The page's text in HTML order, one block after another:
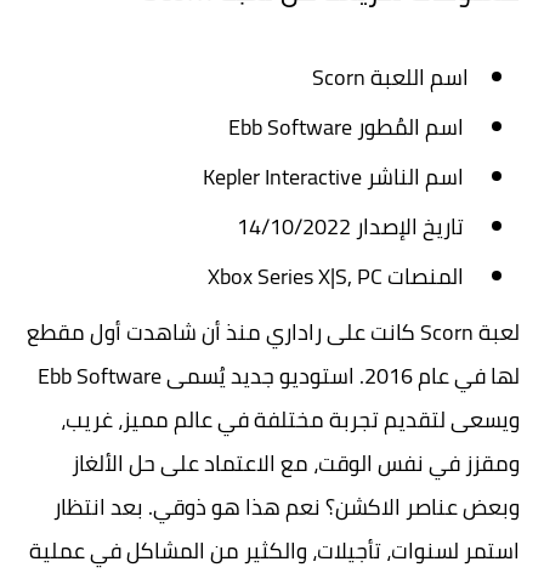
اسم اللعبة Scorn
اسم المُطور Ebb Software
اسم الناشر Kepler Interactive
تاريخ الإصدار 14/10/2022
المنصات Xbox Series X|S, PC
لعبة Scorn كانت على راداري منذ أن شاهدت أول مقطع
لها في عام 2016. استوديو جديد يُسمى Ebb Software
ويسعى لتقديم تجربة مختلفة في عالم مميز، غريب،
ومقزز في نفس الوقت، مع الاعتماد على حل الألغاز
وبعض عناصر الاكشن؟ نعم هذا هو ذوقي. بعد انتظار
استمر لسنوات، تأجيلات، والكثير من المشاكل في عملية